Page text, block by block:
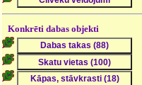
Konkrēti dabas objekti